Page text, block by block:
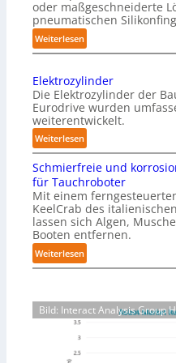
a
z
i
n
-
B
e
l
d
u
n
g
f
ü
r
K
t
o
oder maßgeschneiderte
pneumatischen
Weiterlesen:
S
n
s
i
b
l
i
n
g
e
r
g
e
i
Elektrozylinder
Die Elektrozylinder der
Eurodrive wurden
weiterentwickelt.
Weiterlesen:
E
l
e
k
t
r
o
z
i
n
Schmierfreie und
für Tauchroboter
Mit einem
KeelCrab des
lassen sich Algen,
Booten entfernen.
Weiterlesen:
S
m
Bild: Interact Analysis Group